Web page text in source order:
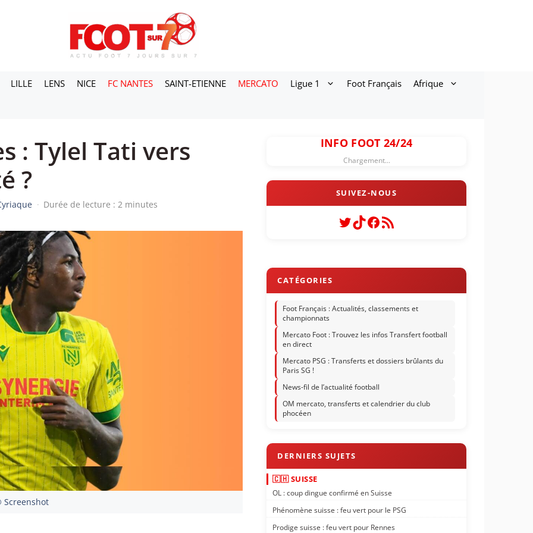
LILLE LENS NICE FC NANTES SAINT-ETIENNE MERCATO Ligue 1 Foot Français Afrique
: Tylel Tati vers
?
· Durée de lecture : 2 minutes
Screenshot
INFO FOOT 24/24
Chargement...
Twitter
TikTok
Facebook
Flux RSS
Foot Français : Actualités, classements et
championnats
Mercato Foot : Trouvez les infos Transfert football
en direct
Mercato PSG : Transferts et dossiers brûlants du
Paris SG !
News-fil de l’actualité football
OM mercato, transferts et calendrier du club
phocéen
🇨🇭 SUISSE
OL : coup dingue confirmé en Suisse
Phénomène suisse : feu vert pour le PSG
Prodige suisse : feu vert pour Rennes